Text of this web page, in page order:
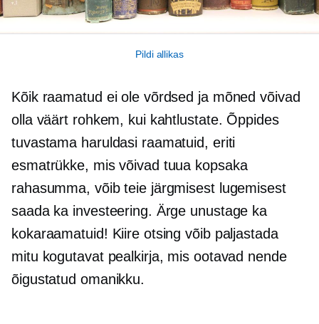
Pildi allikas
Kõik raamatud ei ole võrdsed ja mõned võivad
olla väärt rohkem, kui kahtlustate. Õppides
tuvastama haruldasi raamatuid, eriti
esmatrükke, mis võivad tuua kopsaka
rahasumma, võib teie järgmisest lugemisest
saada ka investeering. Ärge unustage ka
kokaraamatuid! Kiire otsing võib paljastada
mitu kogutavat pealkirja, mis ootavad nende
õigustatud omanikku.